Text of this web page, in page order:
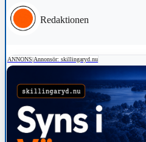
Redaktionen
ANNONS|Annonsör: skillingaryd.nu